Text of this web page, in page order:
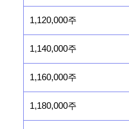
1,120,000주
1,140,000주
1,160,000주
1,180,000주